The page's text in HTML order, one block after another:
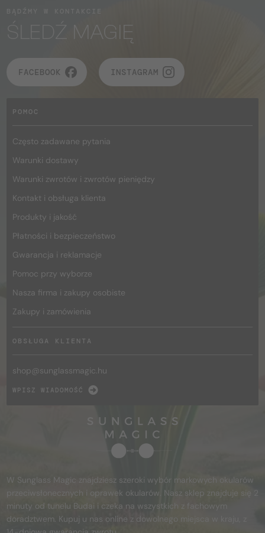
ŚLEDŹ MAGIĘ
FACEBOOK INSTAGRAM
POMOC
Często zadawane pytania
Warunki dostawy
Warunki zwrotów i zwrotów pieniędzy
Kontakt i obsługa klienta
Produkty i jakość
Płatności i bezpieczeństwo
Gwarancja i reklamacje
Pomoc przy wyborze
Nasza firma i zakupy osobiste
Zakupy i zamówienia
OBSŁUGA KLIENTA
shop@sunglassmagic.hu
WPISZ WIADOMOŚĆ
W Sunglass Magic znajdziesz szeroki wybór markowych okularów
przeciwsłonecznych i oprawek okularów. Nasz sklep znajduje się 2
minuty od tunelu Budai i czeka na wszystkich z fachowym
doradztwem. Kupuj u nas online z dowolnego miejsca w kraju, z